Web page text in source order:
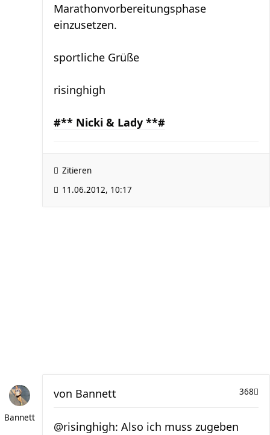
Marathonvorbereitungsphase
einzusetzen.
sportliche Grüße
risinghigh
#** Nicki & Lady **#
Zitieren
11.06.2012, 10:17
Bannett
368
von Bannett
@risinghigh: Also ich muss zugeben